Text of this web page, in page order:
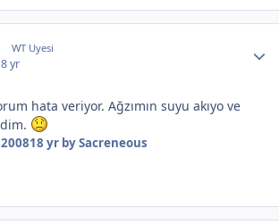
WT Uyesi
yr
hata veriyor. Ağzımın suyu akıyo ve
18 yrby Sacreneous